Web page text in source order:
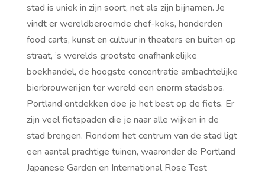
stad is uniek in zijn soort, net als zijn bijnamen. Je
vindt er wereldberoemde chef-koks, honderden
food carts, kunst en cultuur in theaters en buiten op
straat, ’s werelds grootste onafhankelijke
boekhandel, de hoogste concentratie ambachtelijke
bierbrouwerijen ter wereld een enorm stadsbos.
Portland ontdekken doe je het best op de fiets. Er
zijn veel fietspaden die je naar alle wijken in de
stad brengen. Rondom het centrum van de stad ligt
een aantal prachtige tuinen, waaronder de Portland
Japanese Garden en International Rose Test